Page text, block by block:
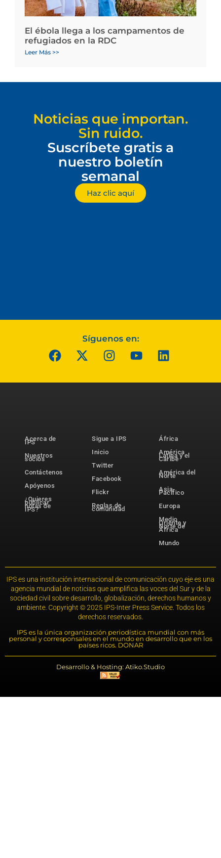
El ébola llega a los campamentos de
refugiados en la RDC
Leer Más >>
Noticias que importan.
Sin ruido.
Suscríbete gratis a
nuestro boletín
semanal
Haz clic aquí
Síguenos en:
Acerca de
IPS
Nuestros
socios
Contáctenos
Apóyenos
¿Quieres
publicar
notas de
IPS?
Sigue a IPS
Inicio
Twitter
Facebook
Flickr
Reglas de
comunidad
África
América
Latina y el
Caribe
América del
Norte
Asia-
Pacífico
Europa
Medio
Oriente y
Norte de
África
Mundo
IPS es una institución internacional de comunicación cuyo eje es una
agencia mundial de noticias que amplifica las voces del Sur y de la
sociedad civil sobre desarrollo, globalización, derechos humanos y
ambiente. Copyright © 2025 IPS-Inter Press Service. Todos los
derechos reservados.
IPS es la única organización periodística mundial con más
personal y corresponsales en el mundo en desarrollo que en los
países ricos. DONAR
Desarrollo & Hosting: Atiko.Studio